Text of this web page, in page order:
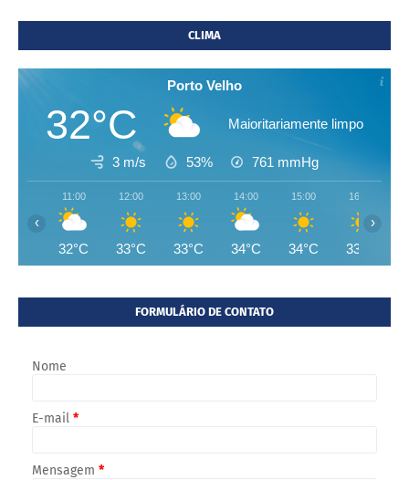
CLIMA
Porto Velho
32°C Maioritariamente limpo
3 m/s 53% 761 mmHg
11:00
32°C
12:00
33°C
13:00
33°C
14:00
34°C
15:00
34°C
16:00
33°C
‹ ›
FORMULÁRIO DE CONTATO
Nome
E-mail *
Mensagem *